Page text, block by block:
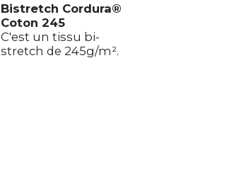
Bistretch Cordura®
Coton 245
C'est un tissu bi-
stretch de 245g/m².